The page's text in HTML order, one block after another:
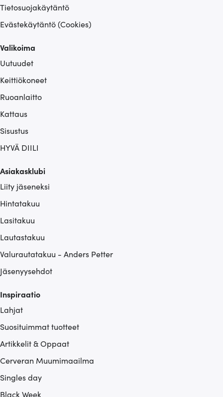
Tietosuojakäytäntö
Evästekäytäntö (Cookies)
Valikoima
Uutuudet
Keittiökoneet
Ruoanlaitto
Kattaus
Sisustus
HYVÄ DIILI
Asiakasklubi
Liity jäseneksi
Hintatakuu
Lasitakuu
Lautastakuu
Valurautatakuu - Anders Petter
Jäsenyysehdot
Inspiraatio
Lahjat
Suosituimmat tuotteet
Artikkelit & Oppaat
Cerveran Muumimaailma
Singles day
Black Week